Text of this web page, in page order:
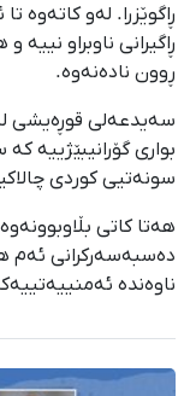
ڕاگوێزرا. لەو کاتەوە
ڕاگیرانی ناوبراو
ڕوون نادەنەوە.
سەیدعەلی قوڕەیشی
بواری گۆرانیبێژییە
سونەتیی کوردی
هەتا کاتی
دەسبەسەرکرانی ئەم
ناوەندە